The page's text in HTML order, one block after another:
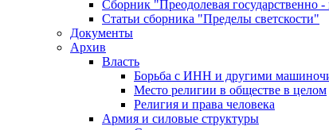
Сборник "Преодолевая государственно
Статьи сборника "Пределы светскости"
Документы
Архив
Власть
Борьба с ИНН и другими
Место религии в обществе в целом
Религия и права человека
Армия и силовые структуры